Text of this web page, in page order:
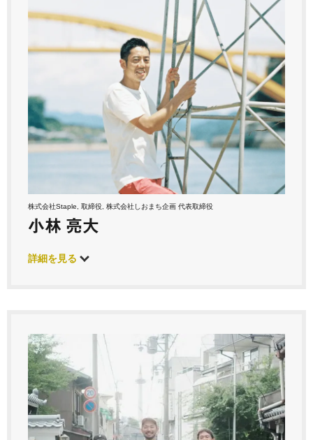
株式会社Staple, 取締役, 株式会社しおまち企画 代表取締役
小林 亮大
詳細を見る